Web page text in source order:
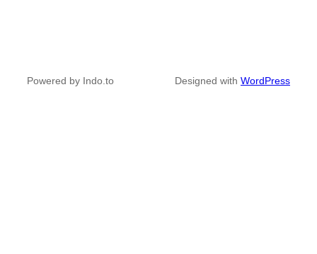
Powered by Indo.to Designed with WordPress